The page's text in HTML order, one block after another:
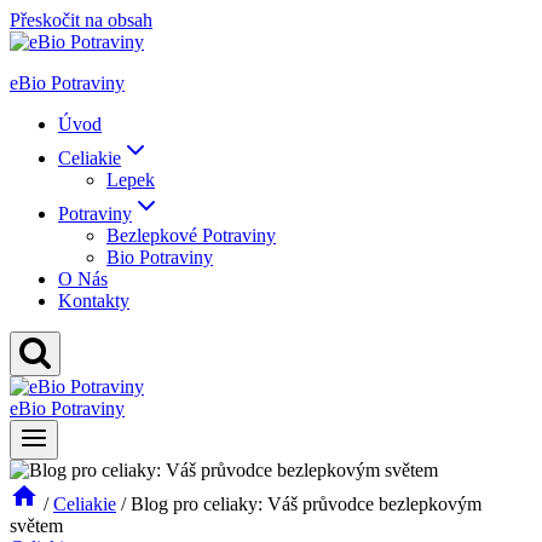
Přeskočit na obsah
eBio Potraviny
Úvod
Celiakie
Lepek
Potraviny
Bezlepkové Potraviny
Bio Potraviny
O Nás
Kontakty
eBio Potraviny
/ Celiakie / Blog pro celiaky: Váš průvodce bezlepkovým
světem